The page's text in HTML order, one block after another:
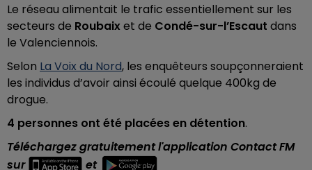
Le réseau alimentait le trafic essentiellement sur les
secteurs de Roubaixet de Condé-sur-l’Escaut dans
le Valenciennois.
Selon La Voix du Nord, les enquêteurs soupçonneraient
les individus d’avoir ainsi écoulé quelque 400kg de
drogue.
4 personnes ont été placées en détention.
Téléchargez gratuitement l'application Contact FM
sur
et